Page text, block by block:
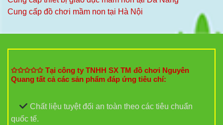
Cung cấp đồ chơi mầm non tại Hà Nội
✩✩✩✩✩ Tại công ty TNHH SX TM đồ chơi Nguyên
Quang tất cả các sản phẩm đáp ứng tiêu chí:
Chất liệu tuyệt đối an toàn theo các tiêu chuẩn
quốc tế.